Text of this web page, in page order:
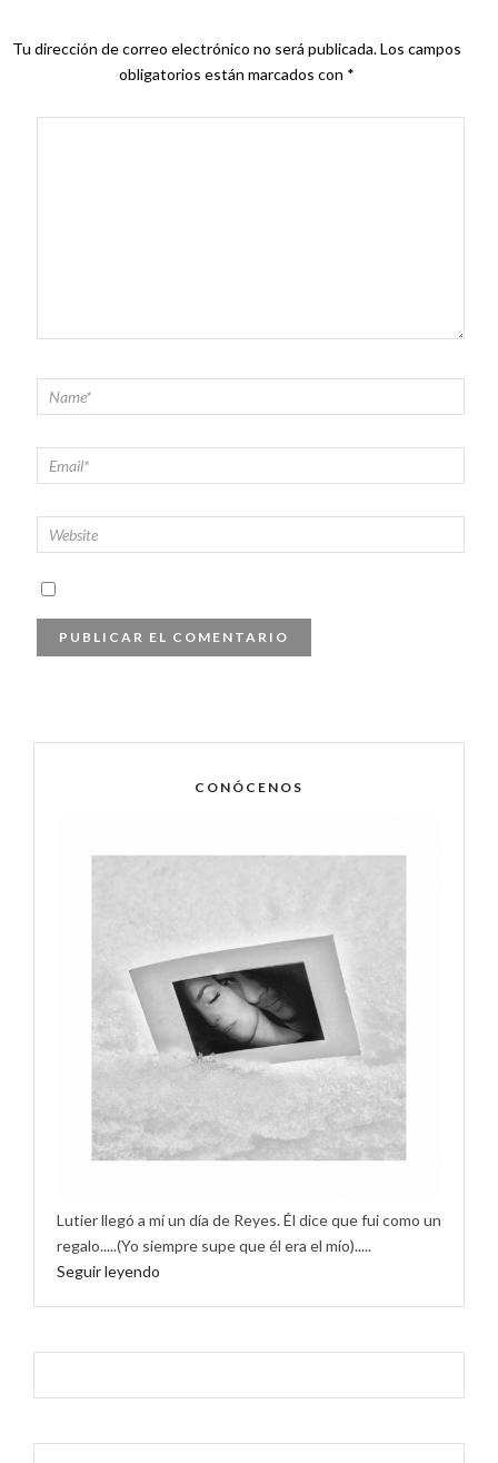
Tu dirección de correo electrónico no será publicada.Los campos
obligatorios están marcados con *
CONÓCENOS
Lutier llegó a mí un día de Reyes. Él dice que fui como un
regalo.....(Yo siempre supe que él era el mío).....
Seguir leyendo